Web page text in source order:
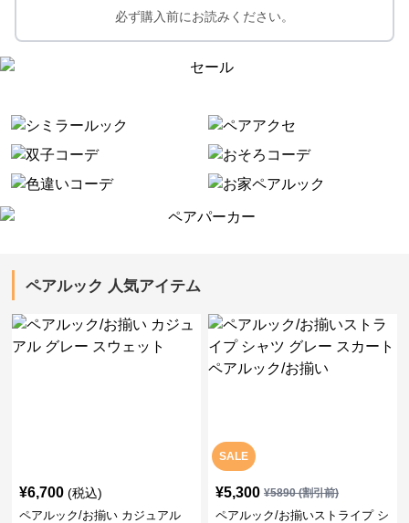
必ず購入前にお読みください。
ペアルック 人気アイテム
¥6,700 (税込)
ペアルック/お揃い カジュアル
SALE
¥5,300 ¥5890(割引前)
ペアルック/お揃いストライプ シ